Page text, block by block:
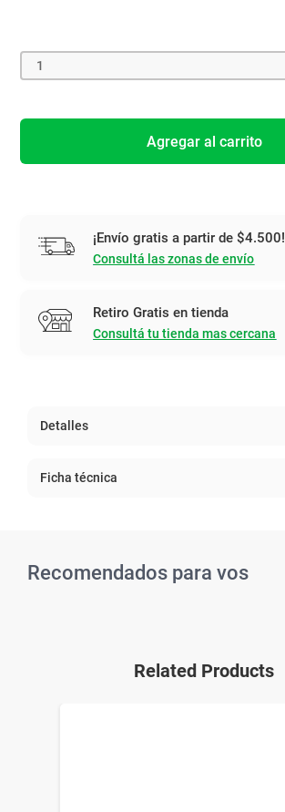
1
Agregar al carrito
¡Envío gratis a partir de $4.500!
Consultá las zonas de envío
Retiro Gratis en tienda
Consultá tu tienda mas cercana
Detalles
Ficha técnica
Recomendados para vos
Related Products